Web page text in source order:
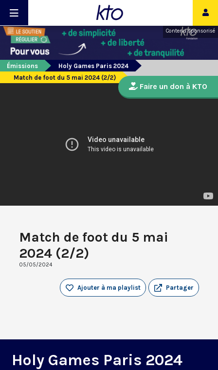
Contenu sponsorisé
Émissions
Holy Games Paris 2024
Match de foot du 5 mai 2024 (2/2)
Match de foot du 5 mai
2024 (2/2)
05/05/2024
Partager
Ajouter à ma playlist
Holy Games Paris 2024
Faire un don à KTO